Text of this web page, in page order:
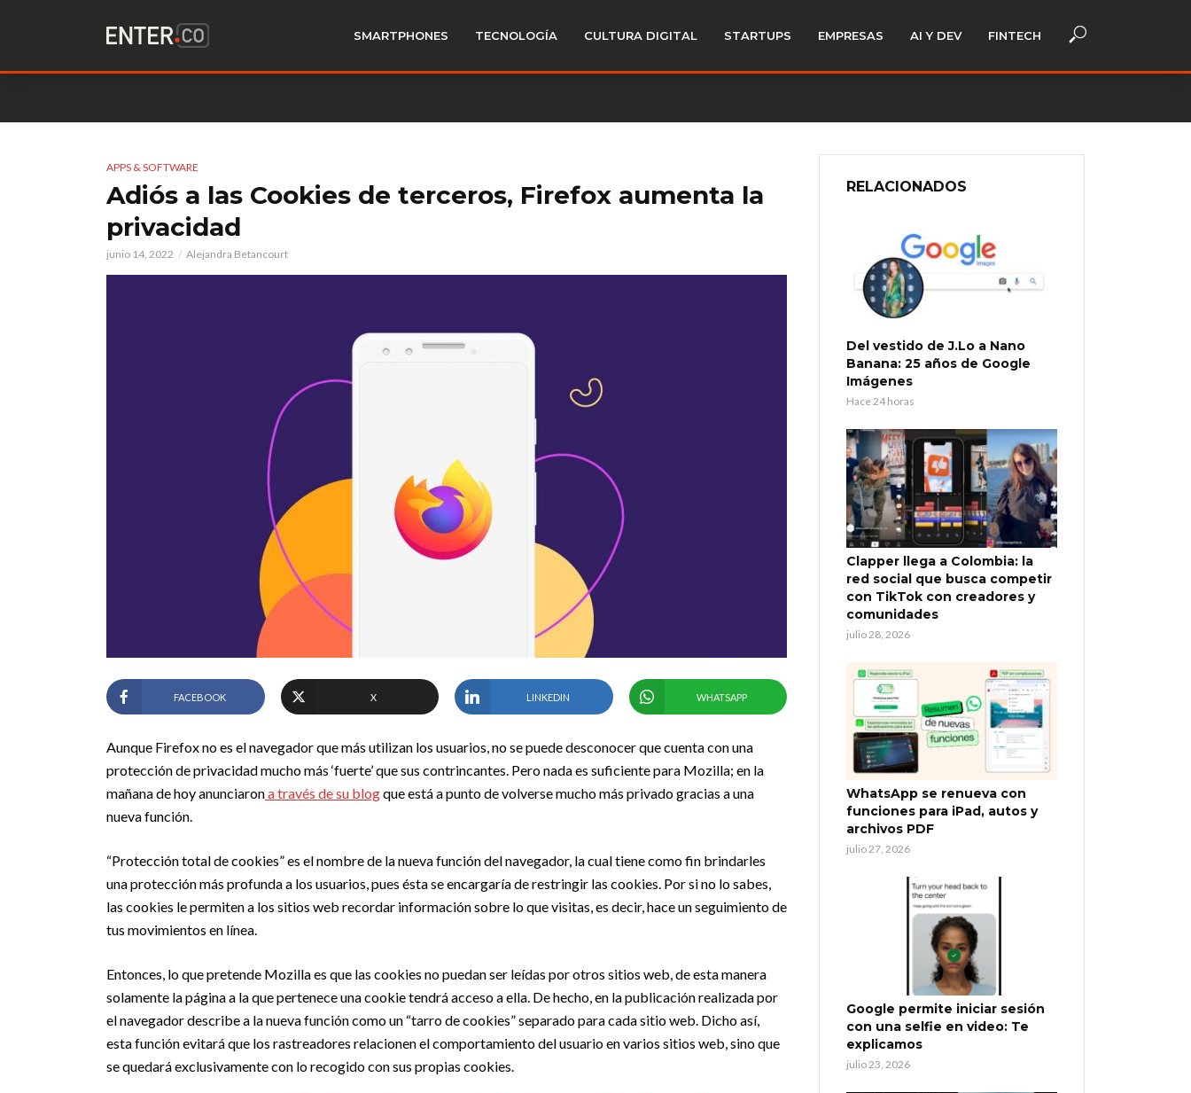
SMARTPHONES TECNOLOGÍA CULTURA DIGITAL STARTUPS EMPRESAS AI Y DEV FINTECH
APPS & SOFTWARE
Adiós a las Cookies de terceros, Firefox aumenta la
privacidad
junio 14, 2022 Alejandra Betancourt
FACEBOOK X LINKEDIN WHATSAPP
Aunque Firefox no es el navegador que más utilizan los usuarios, no se puede desconocer que cuenta con una
protección de privacidad mucho más ‘fuerte’ que sus contrincantes. Pero nada es suficiente para Mozilla; en la
mañana de hoy anunciarona través de su blogque está a punto de volverse mucho más privado gracias a una
nueva función.
“Protección total de cookies” es el nombre de la nueva función del navegador, la cual tiene como fin brindarles
una protección más profunda a los usuarios, pues ésta se encargaría de restringir las cookies. Por si no lo sabes,
las cookies le permiten a los sitios web recordar información sobre lo que visitas, es decir, hace un seguimiento de
tus movimientos en línea.
Entonces, lo que pretende Mozilla es que las cookies no puedan ser leídas por otros sitios web, de esta manera
solamente la página a la que pertenece una cookie tendrá acceso a ella. De hecho, en la publicación realizada por
el navegador describe a la nueva función como un “tarro de cookies” separado para cada sitio web. Dicho así,
esta función evitará que los rastreadores relacionen el comportamiento del usuario en varios sitios web, sino que
se quedará exclusivamente con lo recogido con sus propias cookies.
RELACIONADOS
Del vestido de J.Lo a Nano
Banana: 25 años de Google
Imágenes
Hace 24 horas
Clapper llega a Colombia: la
red social que busca competir
con TikTok con creadores y
comunidades
julio 28, 2026
WhatsApp se renueva con
funciones para iPad, autos y
archivos PDF
julio 27, 2026
Google permite iniciar sesión
con una selfie en video: Te
explicamos
julio 23, 2026